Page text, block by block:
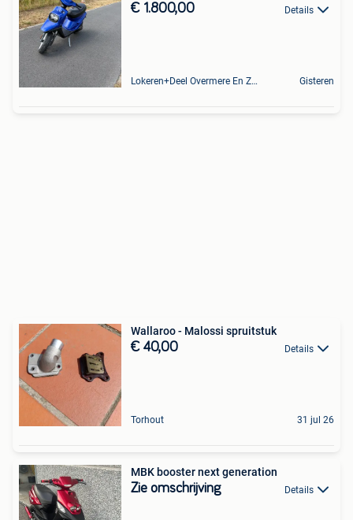
€ 1.800,00 Details
Lokeren+Deel Overmere En Zele Gisteren
Wallaroo - Malossi spruitstuk
€ 40,00 Details
Torhout 31 jul 26
MBK booster next generation
Zie omschrijving Details